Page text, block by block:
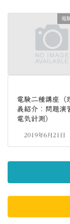
電
電験二種講座（
義紹介：問題演
電気計測）
2019年6月21日